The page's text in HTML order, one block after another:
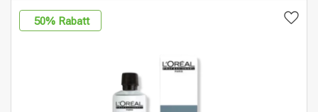
50% Rabatt